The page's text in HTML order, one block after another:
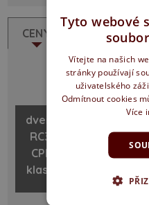
CENY POPIS
šířka
/ cm
dveře
RC3
CPL
klasik
Tyto webové
Vítejte na našich
stránky používají
uživatelského
Odmítnout cookies
Více